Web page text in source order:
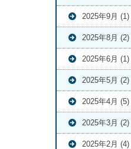
2025年9月 (1)
2025年8月 (2)
2025年6月 (1)
2025年5月 (2)
2025年4月 (5)
2025年3月 (2)
2025年2月 (4)